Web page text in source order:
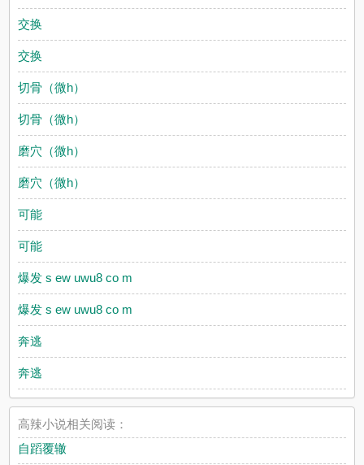
交换
交换
切骨（微h）
切骨（微h）
磨穴（微h）
磨穴（微h）
可能
可能
爆发 s ew uwu8 co m
爆发 s ew uwu8 co m
奔逃
奔逃
高辣小说相关阅读：
自蹈覆辙